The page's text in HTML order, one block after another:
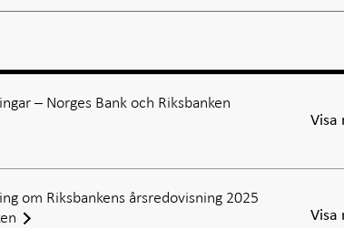
– Norges Bank och Riksbanken
Visa
om Riksbankens årsredovisning 2025
Visa